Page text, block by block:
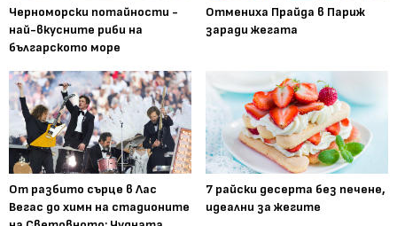
Черноморски потайности -
най-вкусните риби на
българското море
Отмениха Прайда в Париж
заради жегата
От разбито сърце в Лас
Вегас до химн на стадионите
7 райски десерта без печене,
идеални за жегите